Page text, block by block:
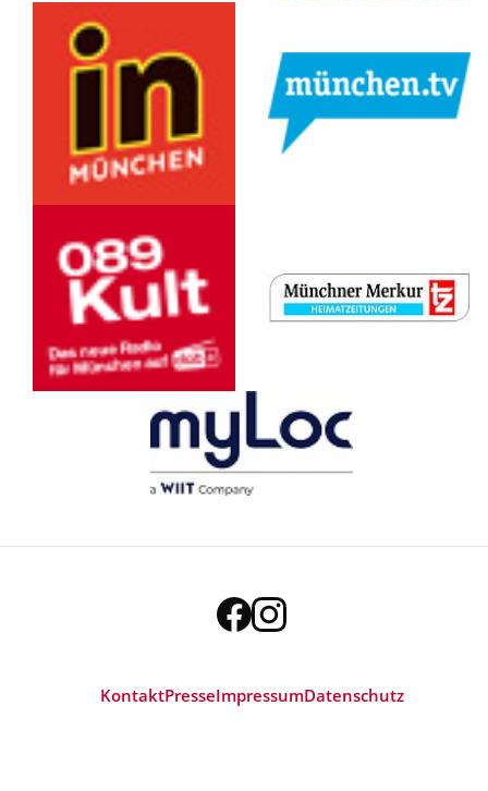
KontaktPresseImpressumDatenschutz